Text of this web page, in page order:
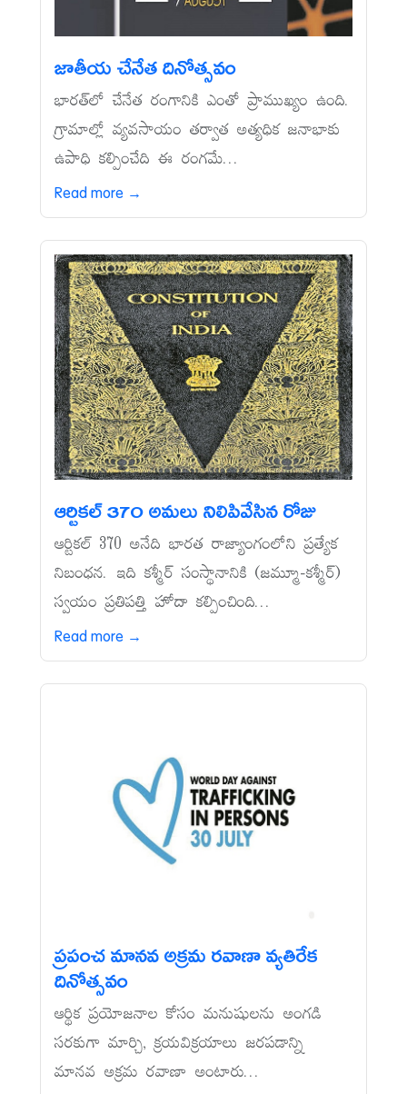
జాతీయ చేనేత దినోత్సవం
భారత్‌లో చేనేత రంగానికి ఎంతో ప్రాముఖ్యం ఉంది.
గ్రామాల్లో వ్యవసాయం తర్వాత అత్యధిక జనాభాకు
ఉపాధి కల్పించేది ఈ రంగమే...
Read more →
ఆర్టికల్‌ 370 అమలు నిలిపివేసిన రోజు
ఆర్టికల్‌ 370 అనేది భారత రాజ్యాంగంలోని ప్రత్యేక
నిబంధన. ఇది కశ్మీర్‌ సంస్థానానికి (జమ్మూ-కశ్మీర్‌)
స్వయం ప్రతిపత్తి హోదా కల్పించింది...
Read more →
ప్రపంచ మానవ అక్రమ రవాణా వ్యతిరేక
దినోత్సవం
ఆర్థిక ప్రయోజనాల కోసం మనుషులను అంగడి
సరకుగా మార్చి, క్రయవిక్రయాలు జరపడాన్ని
మానవ అక్రమ రవాణా అంటారు...